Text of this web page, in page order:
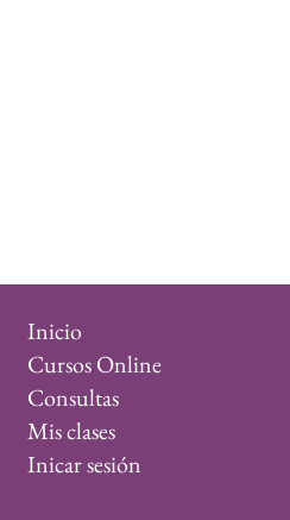
Inicio
Cursos Online
Consultas
Mis clases
Inicar sesión